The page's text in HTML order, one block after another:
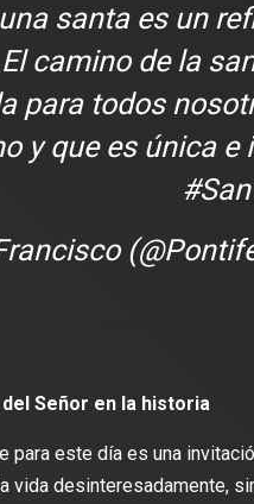
santa es un
camino de la
para todos
y que es única e
Señor en la historia
para este día es una
vida desinteresadamente,